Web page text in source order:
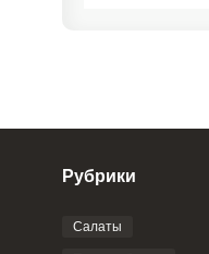
Рубрики
Салаты